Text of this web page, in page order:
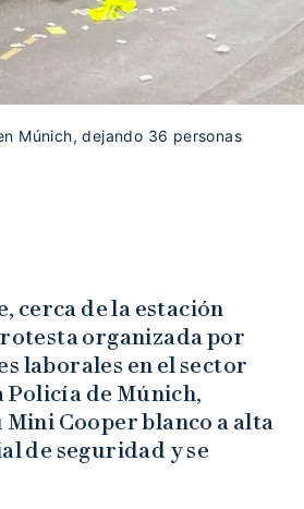
Múnich, dejando 36 personas
cerca de la estación
organizada por
laborales en el sector
Policía de Múnich,
Cooper blanco a alta
de seguridad y se